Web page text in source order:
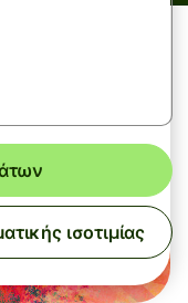
ισοτιμίας